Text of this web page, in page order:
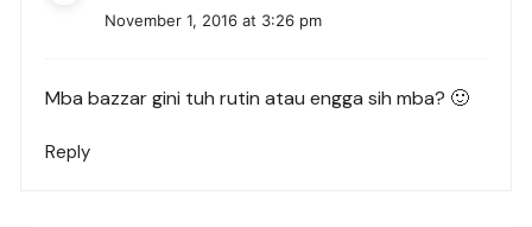
November 1, 2016 at 3:26 pm
Mba bazzar gini tuh rutin atau engga sih mba? 🙂
Reply